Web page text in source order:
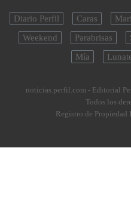
Diario Perfil Caras
Weekend
Parabrisas
Mía
noticias.perfil.com - Editorial
Todos los
Registro de